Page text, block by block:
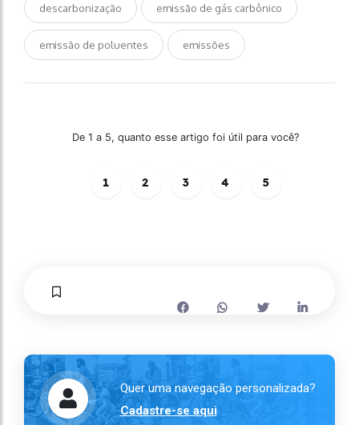
descarbonização emissão de gás carbônico
emissão de poluentes emissões
De 1 a 5, quanto esse artigo foi útil para você?
1 2 3 4 5
Quer uma navegação personalizada?
Cadastre-se aqui